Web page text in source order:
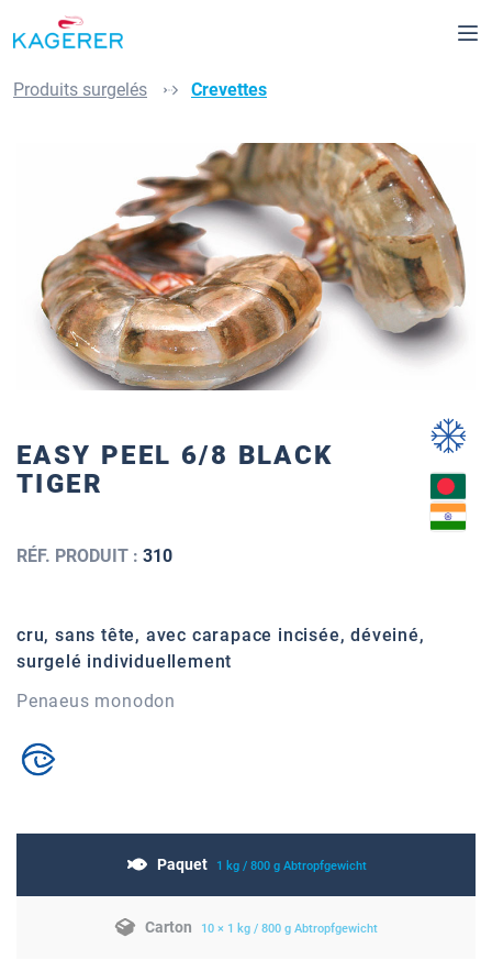
principal
Produits surgelés Crevettes
Ignorer la galerie d'images
EASY PEEL 6/8 BLACK
TIGER
RÉF. PRODUIT : 310
cru, sans tête, avec carapace incisée, déveiné,
surgelé individuellement
Penaeus monodon
Paquet 1 kg / 800 g Abtropfgewicht
Carton 10 × 1 kg / 800 g Abtropfgewicht